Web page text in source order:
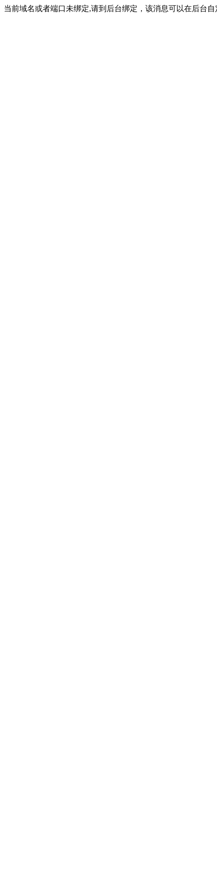
当前域名或者端口未绑定,请到后台绑定，该消息可以在后台自